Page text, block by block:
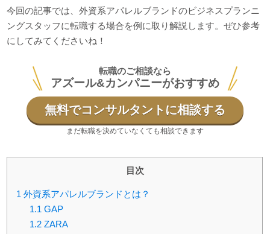
今回の記事では、外資系アパレルブランドのビジネスプランニ
ングスタッフに転職する場合を例に取り解説します。ぜひ参考
にしてみてくださいね！
転職のご相談なら
アズール&カンパニーがおすすめ
無料でコンサルタントに相談する
まだ転職を決めていなくても相談できます
目次
1 外資系アパレルブランドとは？
1.1 GAP
1.2 ZARA